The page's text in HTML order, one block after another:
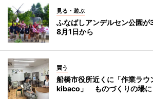
見る・遊ぶ
ふなばしアンデルセン公園
8月1日から
買う
船橋市役所近くに「作業ラウ
kibaco」 ものづくりの場に